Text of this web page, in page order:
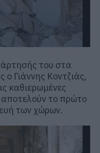
του στα
ο Γιάννης Κοντζιάς,
καθιερωμένες
αποτελούν το πρώτο
των χώρων.